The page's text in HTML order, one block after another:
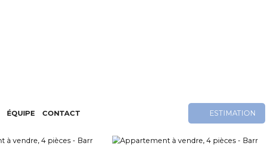
ÉQUIPE CONTACT ESTIMATION